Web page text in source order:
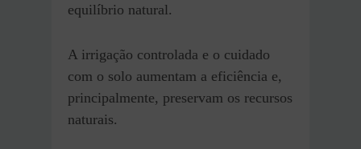
equilíbrio natural.
A irrigação controlada e o cuidado
com o solo aumentam a eficiência e,
principalmente, preservam os recursos
naturais.